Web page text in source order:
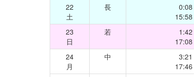
22
土
長
0:08
15:58
23
日
若
1:42
17:08
24
月
中
3:21
17:46